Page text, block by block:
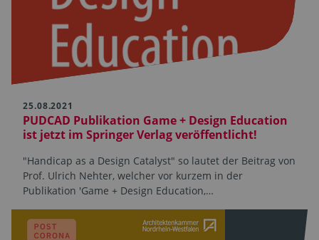
25.08.2021
PUDCAD Publikation Game + Design Education
ist jetzt im Springer Verlag veröffentlicht!
"Handicap as a Design Catalyst" so lautet der Beitrag von
Prof. Ulrich Nehter, welcher vor kurzem in der
Publikation 'Game + Design Education,…